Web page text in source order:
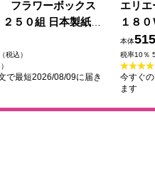
フラワーボックス
５０組 日本製紙ク
税込）
で最短2026/08/09に届き
エリエ
１８
本体
税率10％
今すぐ
ます